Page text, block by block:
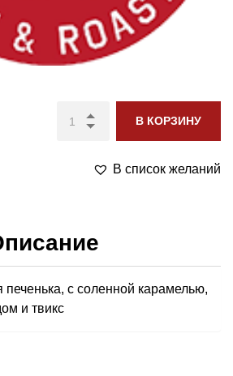
В КОРЗИНУ
В список желаний
печенька, с соленной карамелью,
и твикс